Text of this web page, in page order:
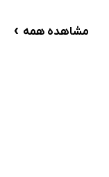
مشاهده همه ›